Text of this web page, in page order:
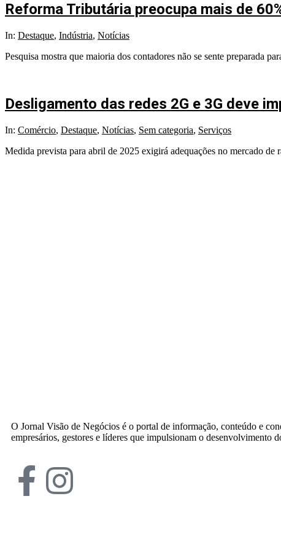
Reforma Tributária preocupa mais de
In: Destaque, Indústria, Notícias
Pesquisa mostra que maioria dos contadores não se sente preparada
Desligamento das redes 2G e 3G deve
In: Comércio, Destaque, Notícias, Sem categoria, Serviços
Medida prevista para abril de 2025 exigirá adequações no mercado de
O Jornal Visão de Negócios é o portal de informação, conteúdo e
empresários, gestores e líderes que impulsionam o desenvolvimento